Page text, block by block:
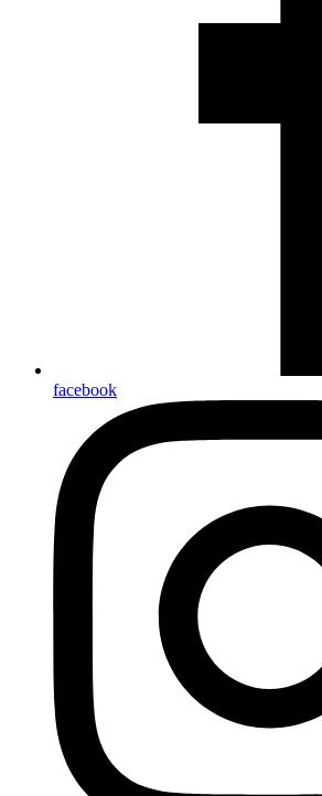
facebook